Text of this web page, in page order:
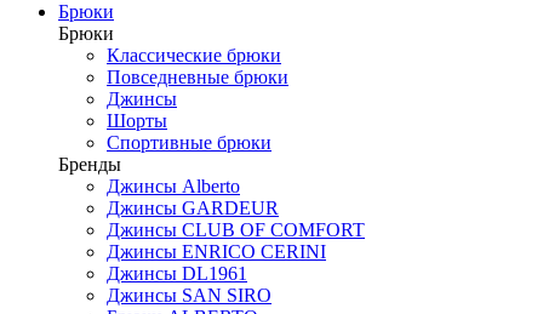
Брюки
Брюки
Классические брюки
Повседневные брюки
Джинсы
Шорты
Спортивные брюки
Бренды
Джинсы Alberto
Джинсы GARDEUR
Джинсы CLUB OF COMFORT
Джинсы ENRICO CERINI
Джинсы DL1961
Джинсы SAN SIRO